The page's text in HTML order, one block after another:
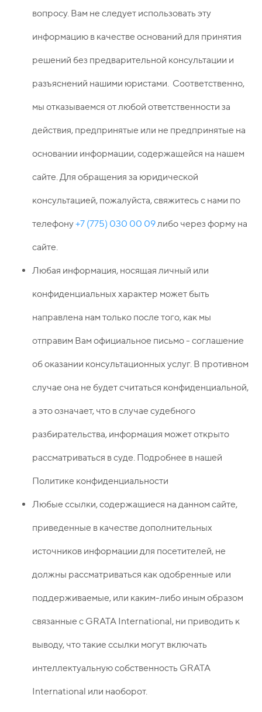
вопросу. Вам не следует использовать эту
информацию в качестве оснований для принятия
решений без предварительной консультации и
разъяснений нашими юристами. Соответственно,
мы отказываемся от любой ответственности за
действия, предпринятые или не предпринятые на
основании информации, содержащейся на нашем
сайте. Для обращения за юридической
консультацией, пожалуйста, свяжитесь с нами по
телефону+7 (775) 030 00 09либо через форму на
сайте.
Любая информация, носящая личный или
конфиденциальных характер может быть
направлена нам только после того, как мы
отправим Вам официальное письмо - соглашение
об оказании консультационных услуг. В противном
случае она не будет считаться конфиденциальной,
а это означает, что в случае судебного
разбирательства, информация может открыто
рассматриваться в суде. Подробнее в нашей
Политике конфиденциальности
Любые ссылки, содержащиеся на данном сайте,
приведенные в качестве дополнительных
источников информации для посетителей, не
должны рассматриваться как одобренные или
поддерживаемые, или каким-либо иным образом
связанные с GRATA International, ни приводить к
выводу, что такие ссылки могут включать
интеллектуальную собственность GRATA
International или наоборот.